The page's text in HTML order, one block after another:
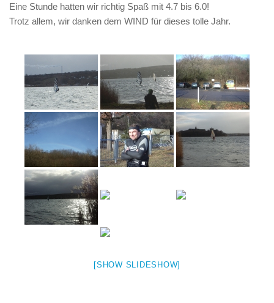
Eine Stunde hatten wir richtig Spaß mit 4.7 bis 6.0!
Trotz allem, wir danken dem WIND für dieses tolle Jahr.
[SHOW SLIDESHOW]